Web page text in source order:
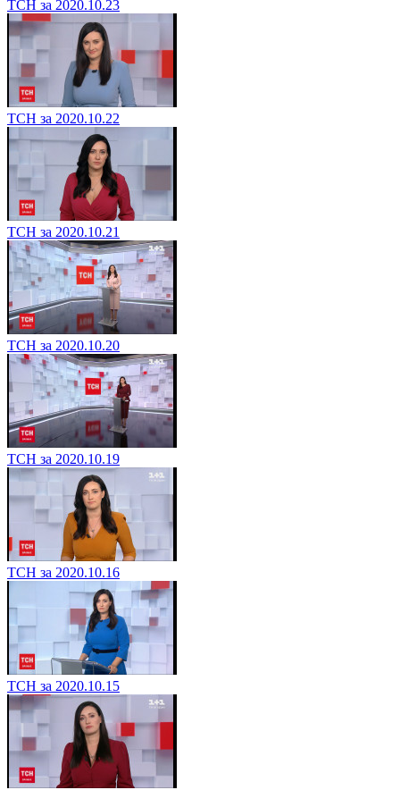
ТСН за 2020.10.23
ТСН за 2020.10.22
ТСН за 2020.10.21
ТСН за 2020.10.20
ТСН за 2020.10.19
ТСН за 2020.10.16
ТСН за 2020.10.15